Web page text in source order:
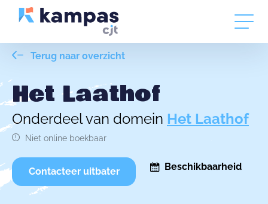
Terug naar overzicht
Het Laathof
Onderdeel van domein Het Laathof
Niet online boekbaar
Contacteer uitbater Beschikbaarheid